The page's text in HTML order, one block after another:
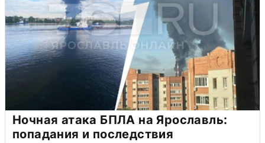
Ночная атака БПЛА на Ярославль:
попадания и последствия